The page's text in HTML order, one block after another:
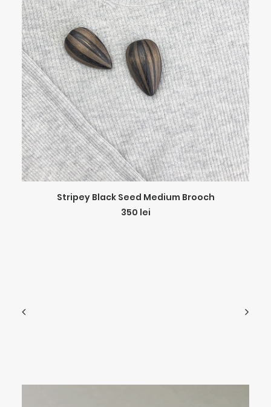
ADD TO CART
Stripey Black Seed Medium Brooch
350 lei